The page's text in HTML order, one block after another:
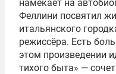
намекает на
Феллини посвятил
итальянского
режиссёра. Есть
этом произведении
тихого быта» —